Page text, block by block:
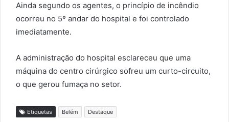
Ainda segundo os agentes, o princípio de incêndio
ocorreu no 5º andar do hospital e foi controlado
imediatamente.
A administração do hospital esclareceu que uma
máquina do centro cirúrgico sofreu um curto-circuito,
o que gerou fumaça no setor.
Etiquetas Belém Destaque